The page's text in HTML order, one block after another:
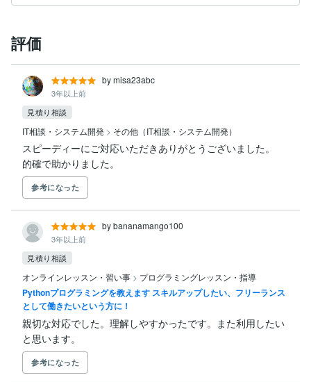
評価
by misa23abc
3年以上前
見積り相談
IT相談・システム開発 > その他（IT相談・システム開発）
スピーディーにご対応いただきありがとうございました。
的確で助かりました。
参考になった
by bananamango100
3年以上前
見積り相談
オンラインレッスン・習い事 > プログラミングレッスン・指導
Pythonプログラミングを教えます スキルアップしたい、フリーランス
として働きたいという方に！
親切な対応でした。理解しやすかったです。また利用したい
と思います。
参考になった